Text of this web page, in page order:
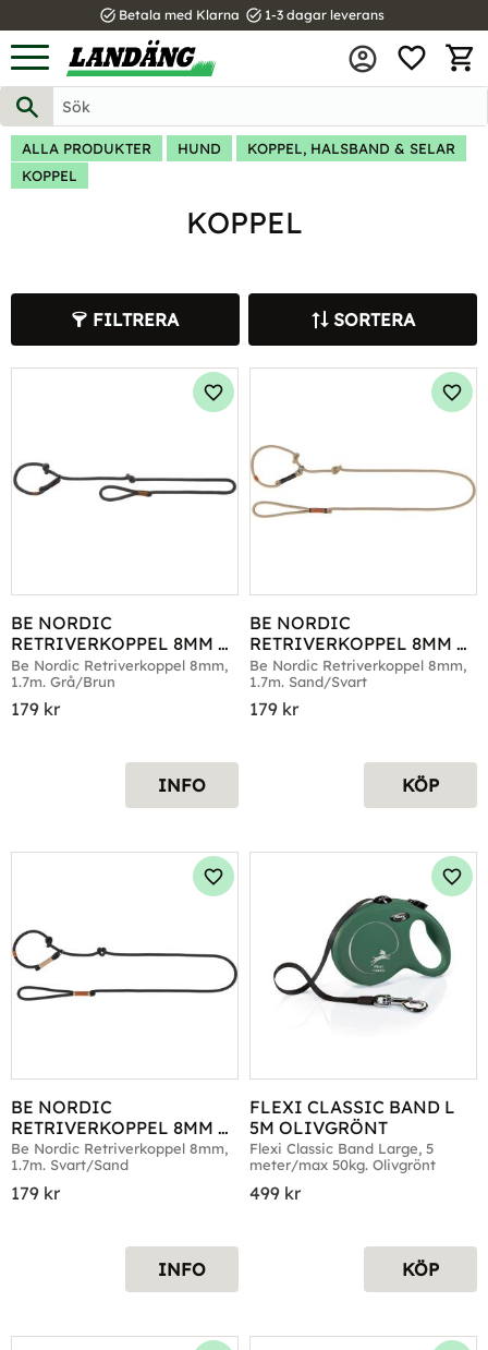
Meny
task_alt Betala med Klarna task_alt 1-3 dagar leverans
ALLA PRODUKTER HUND
KOPPEL, HALSBAND & SELAR
KOPPEL
KOPPEL
FILTRERA SORTERA
BE NORDIC
RETRIVERKOPPEL 8MM
1.7M GRÅ/BRUN
Be Nordic Retriverkoppel 8mm,
1.7m. Grå/Brun
179 kr
Lägg till i favoriter
INFO
BE NORDIC
RETRIVERKOPPEL 8MM
1.7M SAND/SVART
Be Nordic Retriverkoppel 8mm,
1.7m. Sand/Svart
179 kr
KÖP
BE NORDIC
RETRIVERKOPPEL 8MM
1.7M SVART/SAND
Be Nordic Retriverkoppel 8mm,
1.7m. Svart/Sand
179 kr
Lägg till i favoriter
INFO
FLEXI CLASSIC BAND L
5M OLIVGRÖNT
Flexi Classic Band Large, 5
meter/max 50kg. Olivgrönt
499 kr
KÖP